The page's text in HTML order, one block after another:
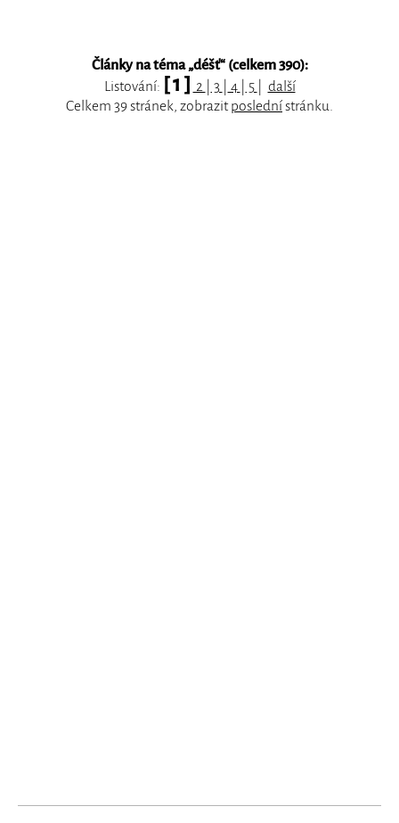
Články na téma „déšť“ (celkem 390):
Listování: [ 1 ] 2 3 4 5
další
Celkem 39 stránek, zobrazitposlednístránku.